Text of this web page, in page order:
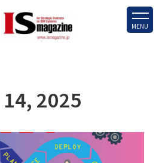
MENU
14, 2025